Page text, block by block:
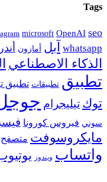
Tags
microsoft OpenAI seo
whatsapp آبل أمازون
الذكاء الاصطناعي
تطبيق تطبيقات تطبيق
توك تيليجرام
سوني فيروس كورونا
مايكروسوفت متصفح
واتساب ويندوز